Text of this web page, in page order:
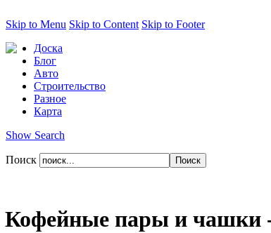
Skip to Menu Skip to Content Skip to Footer
Доска
Блог
Авто
Строительство
Разное
Карта
Show Search
Поиск
Кофейные пары и чашки